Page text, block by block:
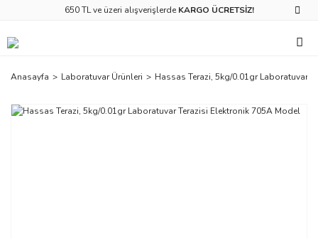
650 TL ve üzeri alışverişlerde KARGO ÜCRETSİZ!
Anasayfa Laboratuvar Ürünleri Hassas Terazi, 5kg/0.01gr Laboratuvar